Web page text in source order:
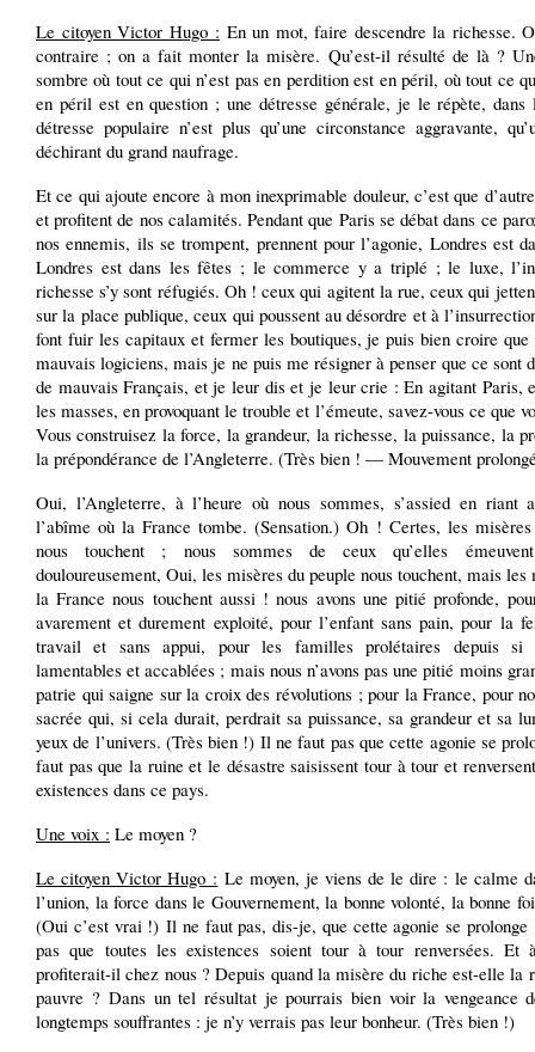
Le citoyen Victor Hugo : En un mot, faire descendre la richesse.
contraire ; on a fait monter la misère. Qu’est-il résulté de là ?
sombre où tout ce qui n’est pas en perdition est en péril, où tout ce
en péril est en question ; une détresse générale, je le répète, dans
détresse populaire n’est plus qu’une circonstance aggravante,
déchirant du grand naufrage.
Et ce qui ajoute encore à mon inexprimable douleur, c’est que
et profitent de nos calamités. Pendant que Paris se débat dans ce
nos ennemis, ils se trompent, prennent pour l’agonie, Londres est
Londres est dans les fêtes ; le commerce y a triplé ; le luxe,
richesse s’y sont réfugiés. Oh ! ceux qui agitent la rue, ceux qui
sur la place publique, ceux qui poussent au désordre et à
font fuir les capitaux et fermer les boutiques, je puis bien croire que
mauvais logiciens, mais je ne puis me résigner à penser que ce sont
de mauvais Français, et je leur dis et je leur crie : En agitant Paris,
les masses, en provoquant le trouble et l’émeute, savez-vous ce que
Vous construisez la force, la grandeur, la richesse, la puissance, la
la prépondérance de l’Angleterre. (Très bien ! — Mouvement
Oui, l’Angleterre, à l’heure où nous sommes, s’assied en riant
l’abîme où la France tombe. (Sensation.) Oh ! Certes, les
nous touchent ; nous sommes de ceux qu’elles
douloureusement, Oui, les misères du peuple nous touchent, mais les
la France nous touchent aussi ! nous avons une pitié profonde,
avarement et durement exploité, pour l’enfant sans pain, pour la
travail et sans appui, pour les familles prolétaires depuis si
lamentables et accablées ; mais nous n’avons pas une pitié moins
patrie qui saigne sur la croix des révolutions ; pour la France, pour
sacrée qui, si cela durait, perdrait sa puissance, sa grandeur et sa
yeux de l’univers. (Très bien !) Il ne faut pas que cette agonie se
faut pas que la ruine et le désastre saisissent tour à tour et
existences dans ce pays.
Une voix : Le moyen ?
Le citoyen Victor Hugo : Le moyen, je viens de le dire : le calme
l’union, la force dans le Gouvernement, la bonne volonté, la bonne
(Oui c’est vrai !) Il ne faut pas, dis-je, que cette agonie se
pas que toutes les existences soient tour à tour renversées. Et
profiterait-il chez nous ? Depuis quand la misère du riche est-elle la
pauvre ? Dans un tel résultat je pourrais bien voir la vengeance
longtemps souffrantes : je n’y verrais pas leur bonheur. (Très bien !)